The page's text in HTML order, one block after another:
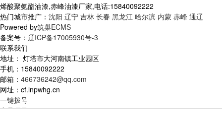
烯酸聚氨酯油漆,赤峰油漆厂家,电话:15840092222
热门城市推广： 沈阳 辽宁 吉林 长春 黑龙江 哈尔滨 内蒙 赤峰 通辽
Powered by筑巢ECMS
备案号： 辽ICP备17005930号-3
联系我们
地址： 灯塔市大河南镇工业园区
手机：15840092222
邮箱： 466736242@qq.com
网址：cf.lnpwhg.cn
一键拨号
产品项目